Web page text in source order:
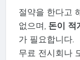
절약을 한다고
없으며, 돈이 적
가 필요합니다.
무료 전시회나